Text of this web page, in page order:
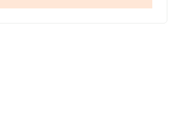
de euros. Como información